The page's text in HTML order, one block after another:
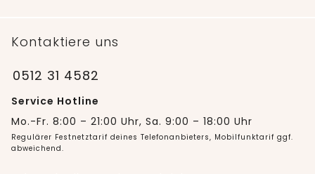
Kontaktiere uns
0512 31 4582
Service Hotline
Mo.-Fr. 8:00 – 21:00 Uhr, Sa. 9:00 – 18:00 Uhr
Regulärer Festnetztarif deines Telefonanbieters, Mobilfunktarif ggf.
abweichend.